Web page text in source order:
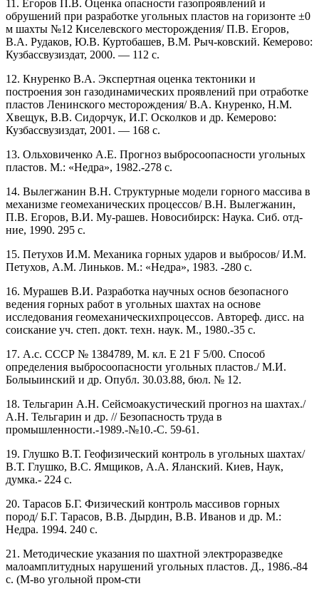
11. Егоров П.В. Оценка опасности газопроявлений и
обрушений при разработке угольных пластов на горизонте ±0
м шахты №12 Киселевского месторождения/ П.В. Егоров,
В.А. Рудаков, Ю.В. Куртобашев, В.М. Рыч-ковский. Кемерово:
Кузбассвузиздат, 2000. — 112 с.
12. Кнуренко В.А. Экспертная оценка тектоники и
построения зон газодинамических проявлений при отработке
пластов Ленинского месторождения/ В.А. Кнуренко, Н.М.
Хвещук, В.В. Сидорчук, И.Г. Осколков и др. Кемерово:
Кузбассвузиздат, 2001. — 168 с.
13. Ольховиченко А.Е. Прогноз выбросоопасности угольных
пластов. М.: «Недра», 1982.-278 с.
14. Вылегжанин В.Н. Структурные модели горного массива в
механизме геомеханических процессов/ В.Н. Вылегжанин,
П.В. Егоров, В.И. Му-рашев. Новосибирск: Наука. Сиб. отд-
ние, 1990. 295 с.
15. Петухов И.М. Механика горных ударов и выбросов/ И.М.
Петухов, A.M. Линьков. М.: «Недра», 1983. -280 с.
16. Мурашев В.И. Разработка научных основ безопасного
ведения горных работ в угольных шахтах на основе
исследования геомеханическихпроцессов. Автореф. дисс. на
соискание уч. степ. докт. техн. наук. М., 1980.-35 с.
17. А.с. СССР № 1384789, М. кл. Е 21 F 5/00. Способ
определения выбросоопасности угольных пластов./ М.И.
Болыыинский и др. Опубл. 30.03.88, бюл. № 12.
18. Тельгарин А.Н. Сейсмоакустический прогноз на шахтах./
А.Н. Тельгарин и др. // Безопасность труда в
промышленности.-1989.-№10.-С. 59-61.
19. Глушко В.Т. Геофизический контроль в угольных шахтах/
В.Т. Глушко, B.C. Ямщиков, А.А. Яланский. Киев, Наук,
думка.- 224 с.
20. Тарасов Б.Г. Физический контроль массивов горных
пород/ Б.Г. Тарасов, В.В. Дырдин, В.В. Иванов и др. М.:
Недра. 1994. 240 с.
21. Методические указания по шахтной электроразведке
малоамплитудных нарушений угольных пластов. Д., 1986.-84
с. (М-во угольной пром-сти